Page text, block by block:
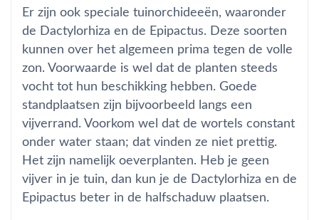
Er zijn ook speciale tuinorchideeën, waaronder
de Dactylorhiza en de Epipactus. Deze soorten
kunnen over het algemeen prima tegen de volle
zon. Voorwaarde is wel dat de planten steeds
vocht tot hun beschikking hebben. Goede
standplaatsen zijn bijvoorbeeld langs een
vijverrand. Voorkom wel dat de wortels constant
onder water staan; dat vinden ze niet prettig.
Het zijn namelijk oeverplanten. Heb je geen
vijver in je tuin, dan kun je de Dactylorhiza en de
Epipactus beter in de halfschaduw plaatsen.